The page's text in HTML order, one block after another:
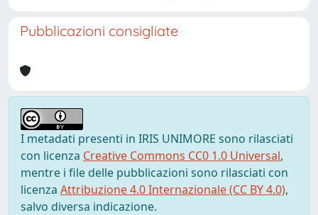
Pubblicazioni consigliate
I metadati presenti in IRIS UNIMORE sono rilasciati
con licenza Creative Commons CC0 1.0 Universal,
mentre i file delle pubblicazioni sono rilasciati con
licenza Attribuzione 4.0 Internazionale (CC BY 4.0),
salvo diversa indicazione.